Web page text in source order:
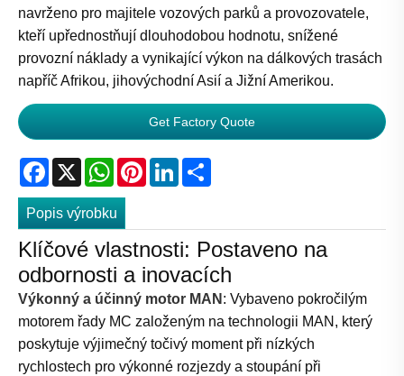
navrženo pro majitele vozových parků a provozovatele,
kteří upřednostňují dlouhodobou hodnotu, snížené
provozní náklady a vynikající výkon na dálkových trasách
napříč Afrikou, jihovýchodní Asií a Jižní Amerikou.
Get Factory Quote
Facebook
X WhatsApp
PinterestLinkedIn
Popis výrobku
Klíčové vlastnosti: Postaveno na
odbornosti a inovacích
Výkonný a účinný motor MAN : Vybaveno pokročilým
motorem řady MC založeným na technologii MAN, který
poskytuje výjimečný točivý moment při nízkých
rychlostech pro výkonné rozjezdy a stoupání při